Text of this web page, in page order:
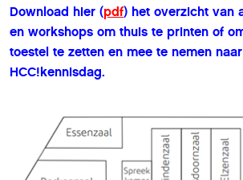
Download hier (pdf) het overzicht van
en workshops om thuis te printen of
toestel te zetten en mee te nemen
HCC!kennisdag.